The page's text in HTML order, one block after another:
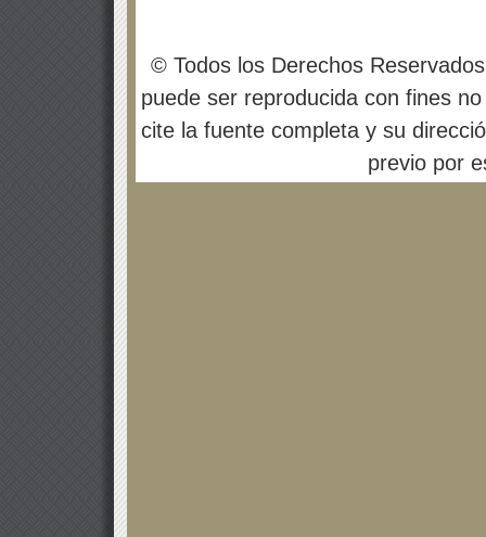
© Todos los Derechos
puede ser reproducida con fines
cite la fuente completa y su
previo por